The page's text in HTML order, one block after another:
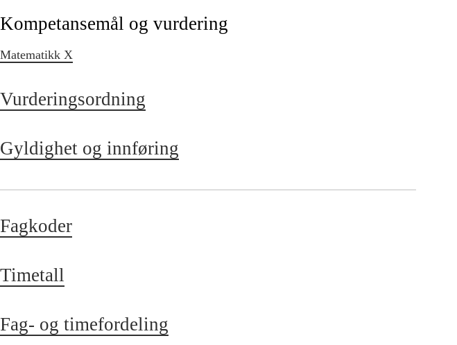
Kompetansemål og vurdering
Matematikk X
Vurderingsordning
Gyldighet og innføring
Fagkoder
Timetall
Fag- og timefordeling